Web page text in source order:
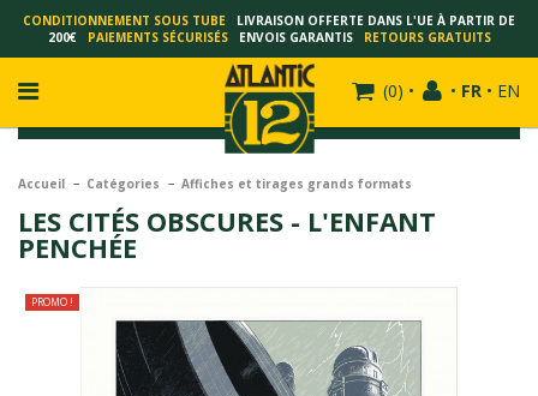
CONDITIONNEMENT SOUS TUBE
LIVRAISON OFFERTE DANS L'UE À PARTIR DE
200€
PAIEMENTS SÉCURISÉS ENVOIS GARANTIS RETOURS GRATUITS
(0) • • FR • EN
FRANÇOIS SCHUITEN
SCHUITEN - LAURENT DURIEUX
SCHUITEN - JACK DURIEUX
SCHUITEN - PEETERS
SCHUITEN - PLISSART
Accueil Catégories Affiches et tirages grands formats
LES CITÉS OBSCURES - L'ENFANT
PENCHÉE
PROMO !